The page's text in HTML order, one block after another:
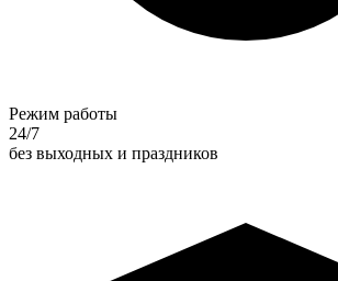
Режим работы
24/7
без выходных и праздников